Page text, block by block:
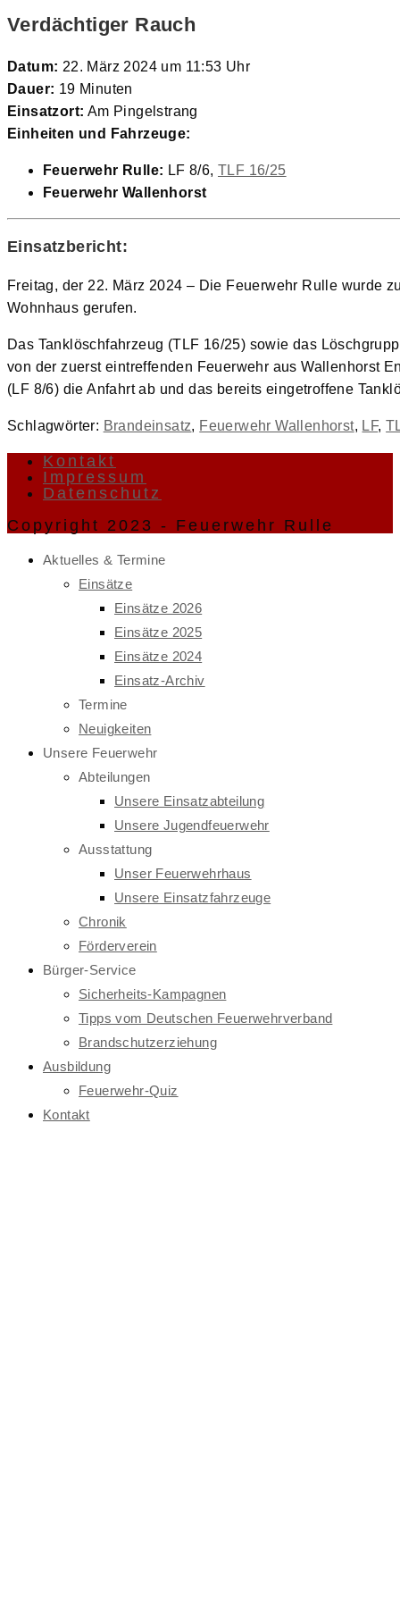
Verdächtiger Rauch
Datum: 22. März 2024 um 11:53 Uhr
Dauer: 19 Minuten
Einsatzort: Am Pingelstrang
Einheiten und Fahrzeuge:
Feuerwehr Rulle: LF 8/6,TLF 16/25
Feuerwehr Wallenhorst
Einsatzbericht:
Freitag, der 22. März 2024 – Die Feuerwehr Rulle wurde
Wohnhaus gerufen.
Das Tanklöschfahrzeug (TLF 16/25) sowie das
von der zuerst eintreffenden Feuerwehr aus Wallenhorst
(LF 8/6) die Anfahrt ab und das bereits eingetroffene
Schlagwörter: Brandeinsatz, Feuerwehr Wallenhorst, LF,
Kontakt
Impressum
Datenschutz
Copyright 2023 - Feuerwehr Rulle
Aktuelles & Termine
Einsätze
Einsätze 2026
Einsätze 2025
Einsätze 2024
Einsatz-Archiv
Termine
Neuigkeiten
Unsere Feuerwehr
Abteilungen
Unsere Einsatzabteilung
Unsere Jugendfeuerwehr
Ausstattung
Unser Feuerwehrhaus
Unsere Einsatzfahrzeuge
Chronik
Förderverein
Bürger-Service
Sicherheits-Kampagnen
Tipps vom Deutschen Feuerwehrverband
Brandschutzerziehung
Ausbildung
Feuerwehr-Quiz
Kontakt